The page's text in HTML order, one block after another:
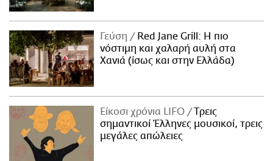
Γεύση
Red Jane Grill: Η πιο
νόστιμη και χαλαρή αυλή στα
Χανιά (ίσως και στην Ελλάδα)
Είκοσι χρόνια LIFO
Tρεις
σημαντικοί Έλληνες μουσικοί, τρεις
μεγάλες απώλειες